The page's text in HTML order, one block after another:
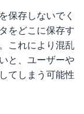
保存しないでく
をどこに保存す
これにより混乱
と、ユーザーや
てしまう可能性